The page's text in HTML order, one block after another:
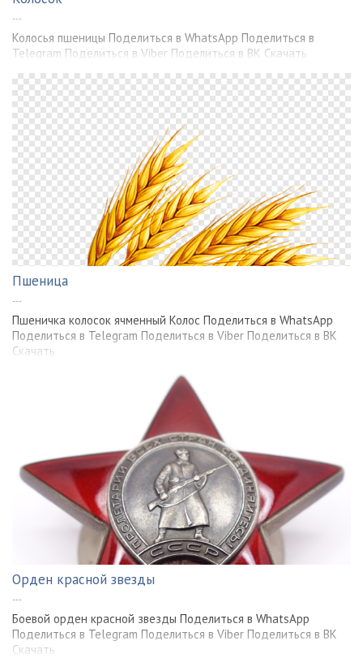
---
Колосья пшеницы Поделиться в WhatsApp Поделиться в
Telegram Поделиться в Viber Поделиться в ВК Скачать
Пшеница
---
Пшеничка колосок ячменный Колос Поделиться в WhatsApp
Поделиться в Telegram Поделиться в Viber Поделиться в ВК
Скачать
Орден красной звезды
---
Боевой орден красной звезды Поделиться в WhatsApp
Поделиться в Telegram Поделиться в Viber Поделиться в ВК
Скачать